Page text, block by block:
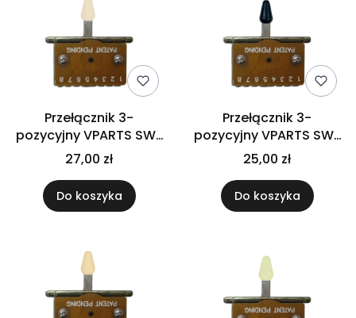
Przełącznik 3-
pozycyjny VPARTS SW-
113 (ADWH)
27,00 zł
Do koszyka
Przełącznik 3-
pozycyjny VPARTS SW-
113 (BK)
25,00 zł
Do koszyka